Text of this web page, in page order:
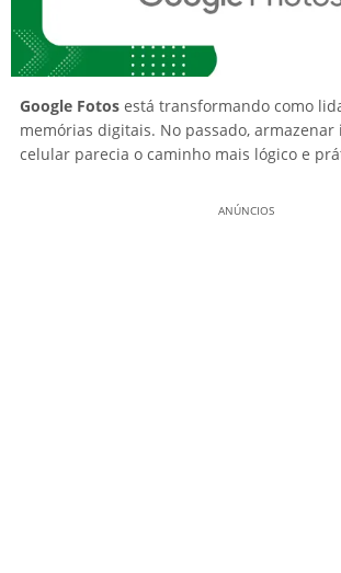
Google Fotos está transformando como
memórias digitais. No passado, armazenar
celular parecia o caminho mais lógico e
ANÚNCIOS